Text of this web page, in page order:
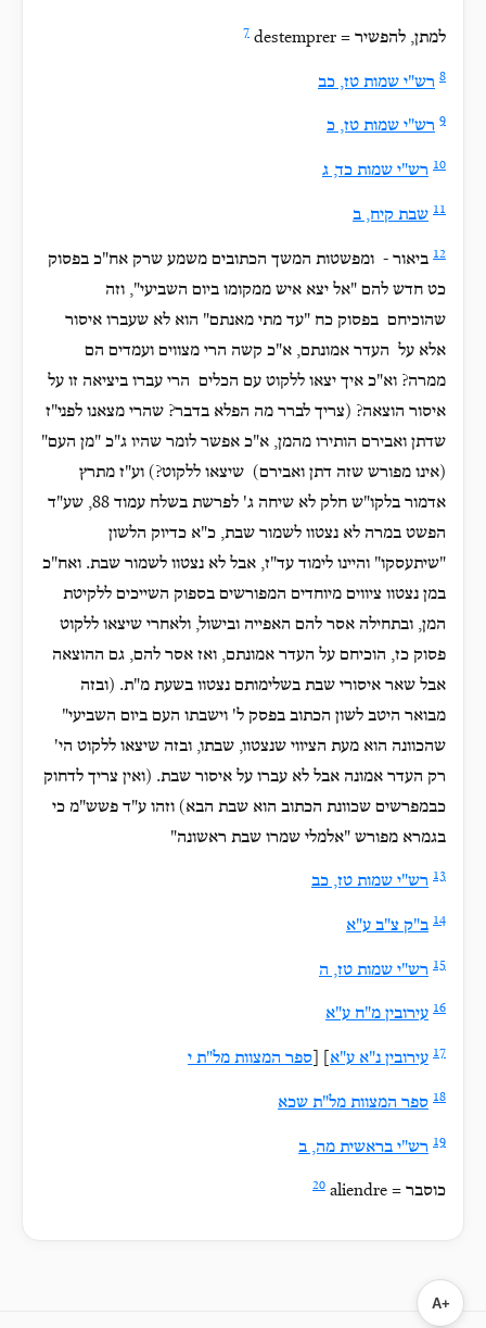
7 destemprer = למתן, להפשיר
8 רש"י שמות טז, כב
9 רש"י שמות טז, כ
10 רש"י שמות כד, ג
11 שבת קיח, ב
12 ביאור - ומפשטות המשך הכתובים משמע שרק אח"כ בפסוק
כט חדש להם "אל יצא איש ממקומו ביום השביעי", וזה
שהוכיחם בפסוק כח "עד מתי מאנתם" הוא לא שעברו איסור
אלא על העדר אמונתם, א"כ קשה הרי מצווים ועמדים הם
ממרה? וא"כ איך יצאו ללקוט עם הכלים הרי עברו ביציאה זו על
איסור הוצאה? (צריך לברר מה הפלא בדבר? שהרי מצאנו לפני"ז
שדתן ואבירם הותירו מהמן, א"כ אפשר לומר שהיו ג"כ "מן העם"
(אינו מפורש שזה דתן ואבירם) שיצאו ללקוט?) וע"ז מתרץ
אדמור בלקו"ש חלק לא שיחה ג' לפרשת בשלח עמוד 88, שע"ד
הפשט במרה לא נצטוו לשמור שבת, כ"א כדיוק הלשון
"שיתעסקו" והיינו לימוד עד"ז, אבל לא נצטוו לשמור שבת. ואח"כ
במן נצטוו ציווים מיוחדים המפורשים בספוק השייכים ללקיטת
המן, ובתחילה אסר להם האפייה ובישול, ולאחרי שיצאו ללקוט
פסוק כז, הוכיחם על העדר אמונתם, ואז אסר להם, גם ההוצאה
אבל שאר איסורי שבת בשלימותם נצטוו בשעת מ"ת. (ובזה
מבואר היטב לשון הכתוב בפסק ל' וישבתו העם ביום השביעי"
שהכוונה הוא מעת הציווי שנצטוו, שבתו, ובזה שיצאו ללקוט הי'
רק העדר אמונה אבל לא עברו על איסור שבת. (ואין צריך לדחוק
כבמפרשים שכוונת הכתוב הוא שבת הבא) וזהו ע"ד פשש"מ כי
בגמרא מפורש "אלמלי שמרו שבת ראשונה"
13 רש"י שמות טז, כב
14 ב"ק צ"ב ע"א
15 רש"י שמות טז, ה
16 עירובין מ"ח ע"א
17 עירובין נ"א ע"א ספר המצוות מל"ת י
18 ספר המצוות מל"ת שכא
19 רש"י בראשית מה, ב
20 aliendre = כוסבר
A+